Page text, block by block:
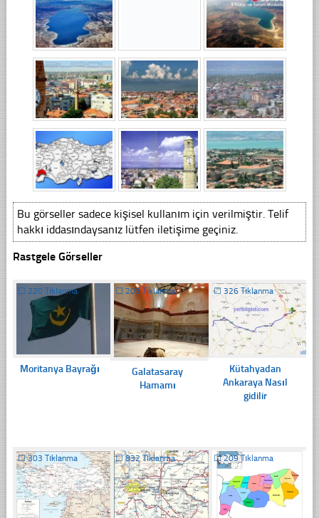
Bu görseller sadece kişisel kullanım için verilmiştir. Telif
hakkı iddasındaysanız lütfen iletişime geçiniz.
Rastgele Görseller
☐ 220 Tıklanma
Moritanya Bayrağı
☐203 Tıklanma
Galatasaray
Hamamı
☐ 326 Tıklanma
Kütahyadan
Ankaraya Nasıl
gidilir
☐303 Tıklanma ☐832 Tıklanma ☐209 Tıklanma